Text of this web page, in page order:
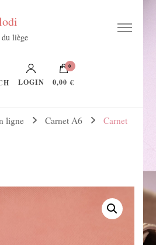
liège
LOGIN
0
0,00 €
ligne Carnet A6
Carnet